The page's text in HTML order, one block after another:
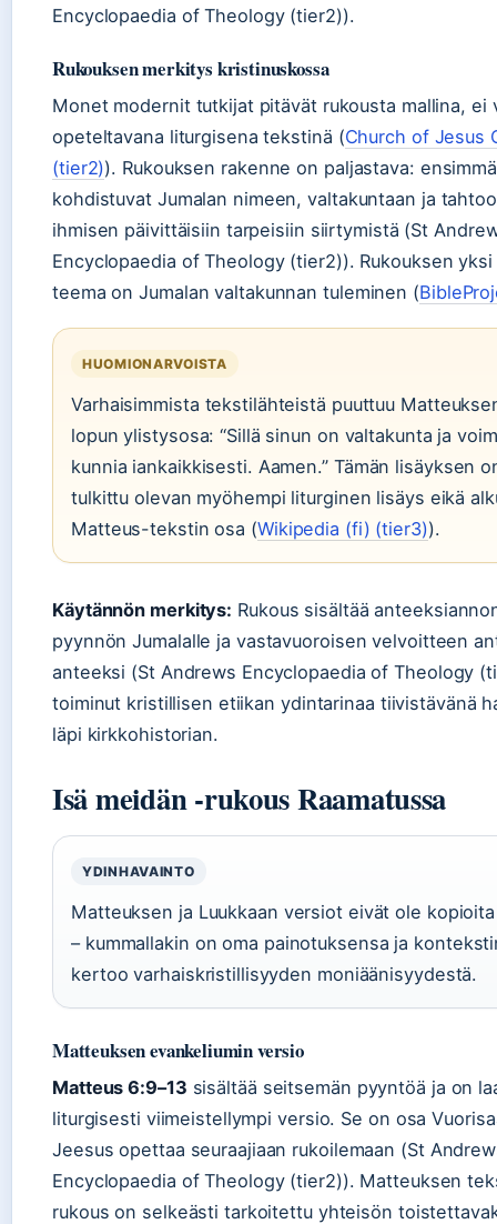
Encyclopaedia of Theology (tier2)).
Rukouksen merkitys kristinuskossa
Monet modernit tutkijat pitävät rukousta mallina, ei
opeteltavana liturgisena tekstinä (Church of Jesus
(tier2)). Rukouksen rakenne on paljastava:
kohdistuvat Jumalan nimeen, valtakuntaan ja
ihmisen päivittäisiin tarpeisiin siirtymistä (St
Encyclopaedia of Theology (tier2)). Rukouksen
teema on Jumalan valtakunnan tuleminen (
HUOMIONARVOISTA
Varhaisimmista tekstilähteistä puuttuu
lopun ylistysosa: “Sillä sinun on valtakunta ja
kunnia iankaikkisesti. Aamen.” Tämän lisäyksen
tulkittu olevan myöhempi liturginen lisäys eikä
Matteus-tekstin osa (Wikipedia (fi) (tier3)).
Käytännön merkitys: Rukous sisältää
pyynnön Jumalalle ja vastavuoroisen velvoitteen
anteeksi (St Andrews Encyclopaedia of Theology
toiminut kristillisen etiikan ydintarinaa tiivistävänä
läpi kirkkohistorian.
Isä meidän -rukous Raamatussa
YDINHAVAINTO
Matteuksen ja Luukkaan versiot eivät ole
– kummallakin on oma painotuksensa ja
kertoo varhaiskristillisyyden moniäänisyydestä.
Matteuksen evankeliumin versio
Matteus 6:9–13 sisältää seitsemän pyyntöä ja on
liturgisesti viimeistellympi versio. Se on osa
Jeesus opettaa seuraajiaan rukoilemaan (St
Encyclopaedia of Theology (tier2)). Matteuksen
rukous on selkeästi tarkoitettu yhteisön